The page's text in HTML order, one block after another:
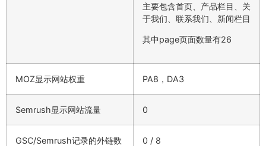
主要包含首页、产品栏目、关
于我们、联系我们、新闻栏目
其中page页面数量有26
MOZ显示网站权重 PA8，DA3
Semrush显示网站流量 0
GSC/Semrush记录的外链数
0 / 8